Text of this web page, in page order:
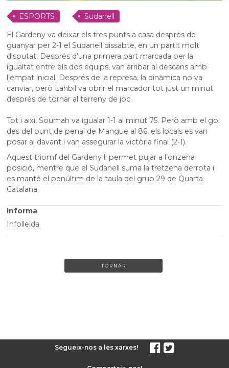
ESPORTS
Sudanell
El Gardeny va deixar els tres punts a casa després de
guanyar per 2-1 el Sudanell dissabte, en un partit molt
disputat. Després d’una primera part marcada per la
igualtat entre els dos equips, van arribar al descans amb
l’empat inicial. Després de la represa, la dinàmica no va
canviar, però Lahbil va obrir el marcador tot just un minut
després de tornar al terreny de joc.
Tot i així, Soumah va igualar 1-1 al minut 75. Però amb el gol
des del punt de penal de Mangue al 86, els locals es van
posar al davant i van assegurar la victòria final (2-1).
Aquest triomf del Gardeny li permet pujar a l’onzena
posició, mentre que el Sudanell suma la tretzena derrota i
es manté el penúltim de la taula del grup 29 de Quarta
Catalana.
Informa
Infolleida
TORNAR
Segueix-nos a les xarxes!